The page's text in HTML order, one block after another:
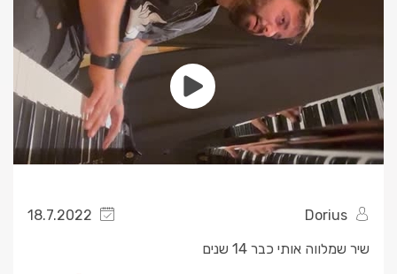
18.7.2022
שיר שמלווה אותי כבר 14 שנים